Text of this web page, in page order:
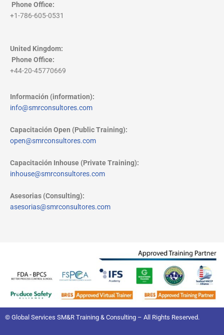
Phone Office:
+1-786-605-0531
United Kingdom:
Phone Office:
+44-20-45770669
Información (information):
info@smrconsultores.com
Capacitación Open (Public Training):
open@smrconsultores.com
Capacitación Inhouse (Private Training):
inhouse@smrconsultores.com
Asesorias (Consulting):
asesorias@smrconsultores.com
© Global Services SM&R Training & Consulting – All Rights Reserved.